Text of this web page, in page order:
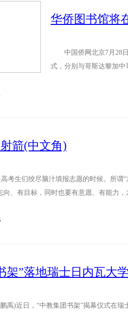
华侨图书馆将
中国侨网北京7月28日
式，分别与哥斯达黎加
箭(中文角)
生们绞尽脑汁填报志愿的时候。所谓“
向、有目标，同时也要有意愿、有能
架”落地瑞士日内瓦大
)近日，“中教集团书架”揭幕仪式在瑞